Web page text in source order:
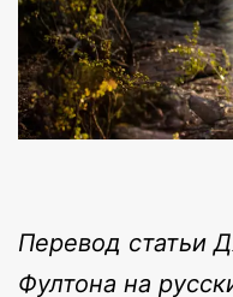
Перевод статьи
Фултона на